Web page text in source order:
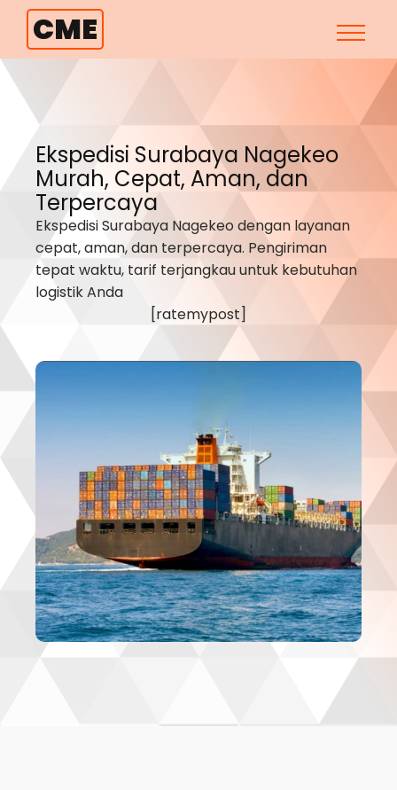
CME
Ekspedisi Surabaya Nagekeo
Murah, Cepat, Aman, dan
Terpercaya
Ekspedisi Surabaya Nagekeo dengan layanan
cepat, aman, dan terpercaya. Pengiriman
tepat waktu, tarif terjangkau untuk kebutuhan
logistik Anda
[ratemypost]